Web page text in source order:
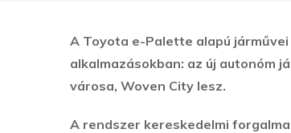
A Toyota e-Palette alapú
alkalmazásokban: az új autonóm
városa, Woven City lesz.
A rendszer kereskedelmi